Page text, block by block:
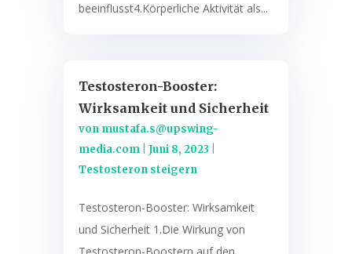
beeinflusst4.Körperliche Aktivität als...
Testosteron-Booster:
Wirksamkeit und Sicherheit
von mustafa.s@upswing-
media.com| Juni 8, 2023
Testosteron steigern
Testosteron-Booster: Wirksamkeit
und Sicherheit 1.Die Wirkung von